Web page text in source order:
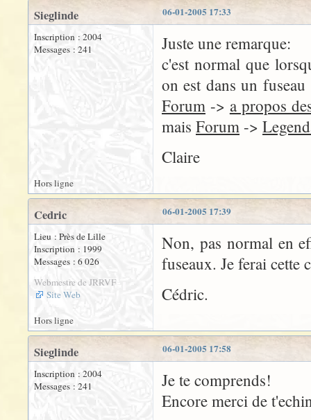
06-01-2005 17:33
Sieglinde
Inscription : 2004
Messages : 241
Juste une remarque:
c'est normal que
on est dans un
Forum -> a propos
mais Forum ->
Claire
Hors ligne
06-01-2005 17:39
Cedric
Lieu : Près de Lille
Inscription : 1999
Messages : 6 026
Webmestre de JRRVF
Site Web
Non, pas normal en
fuseaux. Je ferai cette
Cédric.
Hors ligne
06-01-2005 17:58
Sieglinde
Inscription : 2004
Messages : 241
Je te comprends!
Encore merci de